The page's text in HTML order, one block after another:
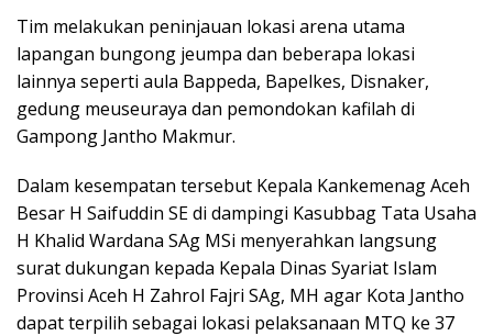
Tim melakukan peninjauan lokasi arena utama
lapangan bungong jeumpa dan beberapa lokasi
lainnya seperti aula Bappeda, Bapelkes, Disnaker,
gedung meuseuraya dan pemondokan kafilah di
Gampong Jantho Makmur.
Dalam kesempatan tersebut Kepala Kankemenag Aceh
Besar H Saifuddin SE di dampingi Kasubbag Tata Usaha
H Khalid Wardana SAg MSi menyerahkan langsung
surat dukungan kepada Kepala Dinas Syariat Islam
Provinsi Aceh H Zahrol Fajri SAg, MH agar Kota Jantho
dapat terpilih sebagai lokasi pelaksanaan MTQ ke 37